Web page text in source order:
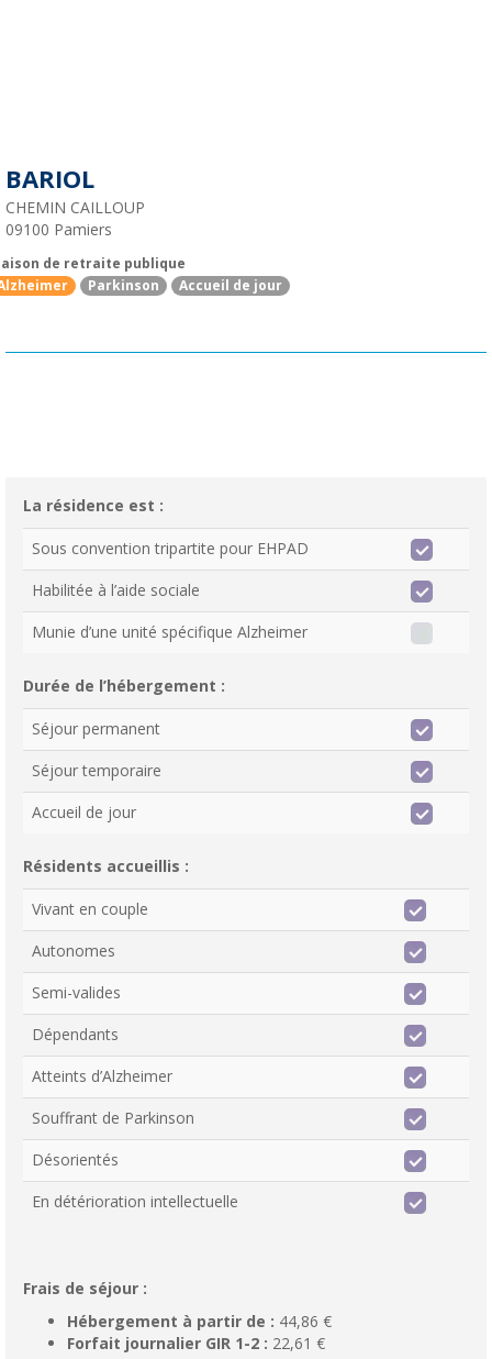
BARIOL
CHEMIN CAILLOUP
09100 Pamiers
de retraite publique
Parkinson Accueil de jour
La résidence est :
Sous convention tripartite pour EHPAD
Habilitée à l’aide sociale
Munie d’une unité spécifique Alzheimer
Durée de l’hébergement :
Séjour permanent
Séjour temporaire
Accueil de jour
Résidents accueillis :
Vivant en couple
Autonomes
Semi-valides
Dépendants
Atteints d’Alzheimer
Souffrant de Parkinson
Désorientés
En détérioration intellectuelle
Frais de séjour :
Hébergement à partir de : 44,86 €
Forfait journalier GIR 1-2 : 22,61 €